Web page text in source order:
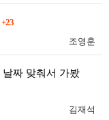
+23
조영훈
짜 맞춰서 가봤
김재석